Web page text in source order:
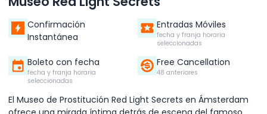
Confirmación
Instantánea
Entradas Móviles
fecha y franja horaria
seleccionadas
Boleto con fecha
fecha y franja horaria
seleccionadas
Free Cancellation
48 anteriores
El Museo de Prostitución Red Light Secrets en Ámsterdam